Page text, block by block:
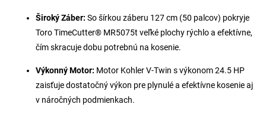
Široký Záber: So šírkou záberu 127 cm (50 palcov) pokryje
Toro TimeCutter® MR5075t veľké plochy rýchlo a efektívne,
čím skracuje dobu potrebnú na kosenie.
Výkonný Motor: Motor Kohler V-Twin s výkonom 24.5 HP
zaisťuje dostatočný výkon pre plynulé a efektívne kosenie aj
v náročných podmienkach.